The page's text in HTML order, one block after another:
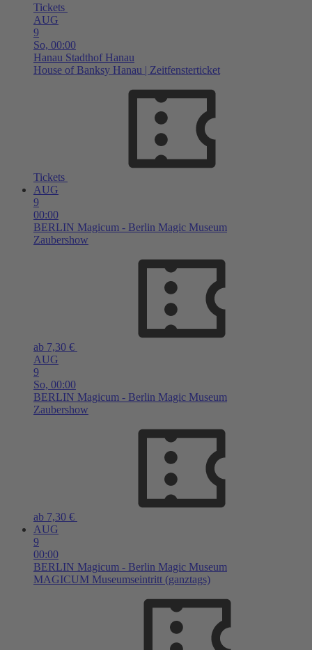
Tickets
AUG
9
So, 00:00
Hanau Stadthof Hanau
House of Banksy Hanau | Zeitfensterticket
Tickets
AUG
9
00:00
BERLIN Magicum - Berlin Magic Museum
Zaubershow
ab 7,30 €
AUG
9
So, 00:00
BERLIN Magicum - Berlin Magic Museum
Zaubershow
ab 7,30 €
AUG
9
00:00
BERLIN Magicum - Berlin Magic Museum
MAGICUM Museumseintritt (ganztags)